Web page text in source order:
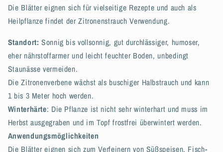
Die Blätter eignen sich für vielseitige Rezepte und auch als
Heilpflanze findet der Zitronenstrauch Verwendung.
Standort:Sonnig bis vollsonnig, gut durchlässiger, humoser,
eher nährstoffarmer und leicht feuchter Boden, unbedingt
Staunässe vermeiden.
Die Zitronenverbene wächst als buschiger Halbstrauch und kann
1 bis 3 Meter hoch werden.
Winterhärte: Die Pflanze ist nicht sehr winterhart und muss im
Herbst ausgegraben und im Topf frostfrei überwintert werden.
Anwendungsmöglichkeiten
Die Blätter eignen sich zum Verfeinern von Süßspeisen, Fisch-